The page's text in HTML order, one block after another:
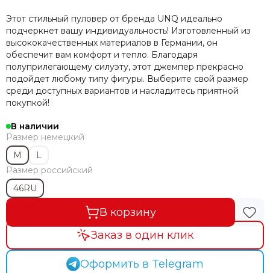
Этот стильный пуловер от бренда UNQ идеально
подчеркнет вашу индивидуальность! Изготовленный из
высококачественных материалов в Германии, он
обеспечит вам комфорт и тепло. Благодаря
полуприлегающему силуэту, этот джемпер прекрасно
подойдет любому типу фигуры. Выберите свой размер
среди доступных вариантов и насладитесь приятной
покупкой!
В наличии
Размер немецкий
M
L
Размер российский
46RU
В корзину
Заказ в один клик
Оформить в Telegram